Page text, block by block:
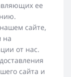
ее
сайте,
на
от нас.
сайта и